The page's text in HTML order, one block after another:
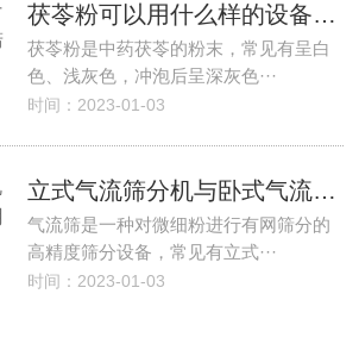
茯苓粉可以用什么样的设备进行筛分呢？
茯苓粉是中药茯苓的粉末，常见有呈白
色、浅灰色，冲泡后呈深灰色···
时间：2023-01-03
立式气流筛分机与卧式气流筛适用物料分别是什么？
气流筛是一种对微细粉进行有网筛分的
高精度筛分设备，常见有立式···
时间：2023-01-03